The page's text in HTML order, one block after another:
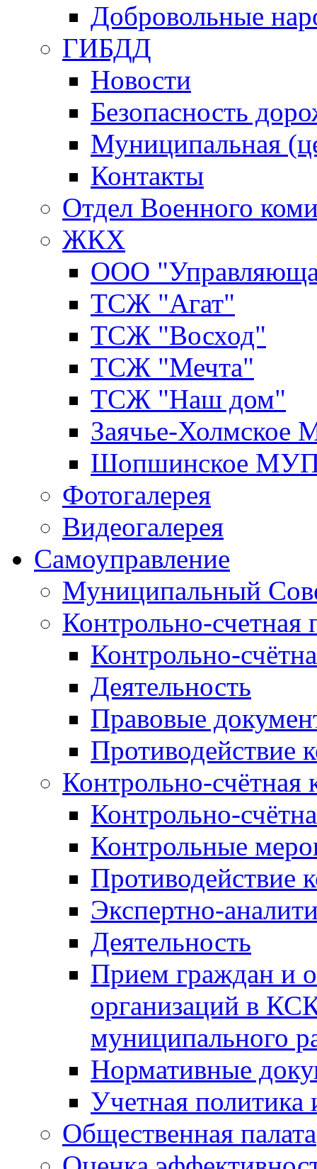
Добровольные
ГИБДД
Новости
Безопасность
Муниципальная
Контакты
Отдел Военного
ЖКХ
ООО
ТСЖ "Агат"
ТСЖ "Восход"
ТСЖ "Мечта"
ТСЖ "Наш дом"
Заячье-
Шопшинское
Фотогалерея
Видеогалерея
Самоуправление
Муниципальный
Контрольно-счетная
Контрольно-
Деятельность
Правовые
Противодействие
Контрольно-счётная
Контрольно-
Контрольные
Противодействие
Экспертно-
Деятельность
Прием граждан и
организаций в
муниципального
Нормативные
Учетная политика
Общественная палата